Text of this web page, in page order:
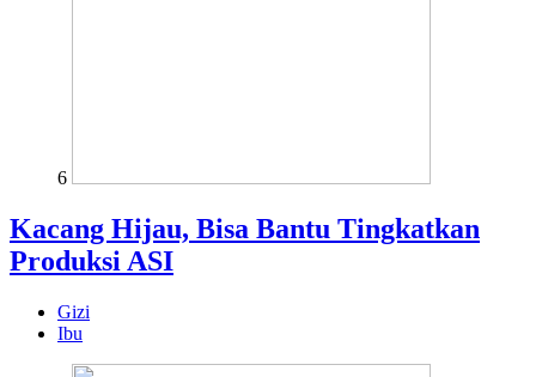
6
Kacang Hijau, Bisa Bantu Tingkatkan
Produksi ASI
Gizi
Ibu